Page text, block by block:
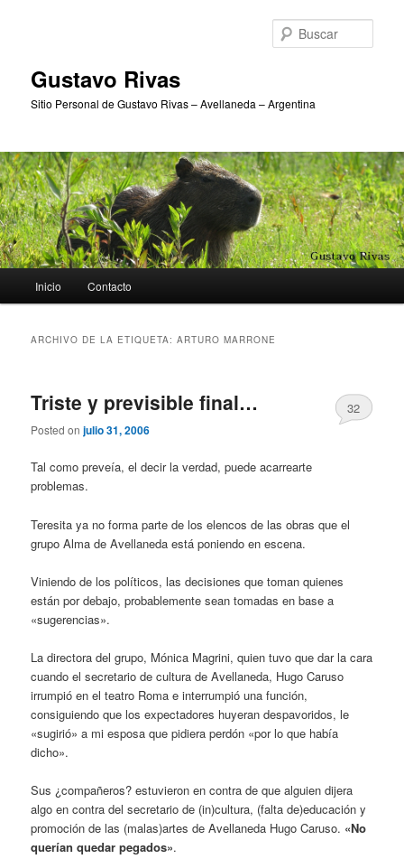
Gustavo Rivas
Sitio Personal de Gustavo Rivas – Avellaneda – Argentina
principal
Inicio Contacto
ARCHIVO DE LA ETIQUETA:ARTURO MARRONE
Triste y previsible final…
Posted onjulio 31, 2006
32
Tal como preveía, el decir la verdad, puede acarrearte
problemas.
Teresita ya no forma parte de los elencos de las obras que el
grupo Alma de Avellaneda está poniendo en escena.
Viniendo de los políticos, las decisiones que toman quienes
están por debajo, probablemente sean tomadas en base a
«sugerencias».
La directora del grupo, Mónica Magrini, quien tuvo que dar la cara
cuando el secretario de cultura de Avellaneda, Hugo Caruso
irrumpió en el teatro Roma e interrumpió una función,
consiguiendo que los expectadores huyeran despavoridos, le
«sugirió» a mi esposa que pidiera perdón «por lo que había
dicho».
Sus ¿compañeros? estuvieron en contra de que alguien dijera
algo en contra del secretario de (in)cultura, (falta de)educación y
promoción de las (malas)artes de Avellaneda Hugo Caruso. «No
querían quedar pegados».